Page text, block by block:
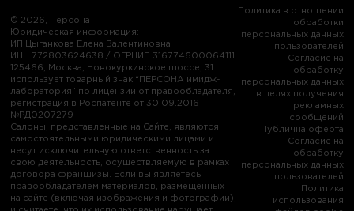
© 2026, Персона
Юридическая информация:
ИП Цыганкова Елена Валентиновна
ИНН 772803624638 / ОГРНИП 316774600064111
125466, Москва, Новокуркинское шоссе, 31
использует товарный знак “ПЕРСОНА имидж-
лаборатория” по лицензии от правообладателя,
регистрация в Роспатенте от 30.09.2016
№РД0207279
Салоны, представленные на Сайте, являются
самостоятельными юридическими лицами и
несут исключительную ответственность за
свою деятельность, осуществляемую в рамках
договора франшизы. Если вы являетесь
правообладателем материалов, размещённых
на сайте (включая изображения и фотографии),
Политика в отношении
обработки
персональных данных
пользователей
Согласие на
обработку
персональных данных
в целях получения
рекламных
сообщений
Публична оферта
Согласие на
обработку
персональных данных
пользователей
Политика
использования